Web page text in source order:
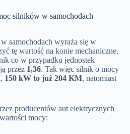
silników w samochodach
w samochodach wyraża się w
tę wartość na konie mechaniczne,
co w przypadku jednostek
przez 1,36. Tak więc silnik o mocy
, 150 kW to już 204 KM, natomiast
producentów aut elektrycznych
mocy: